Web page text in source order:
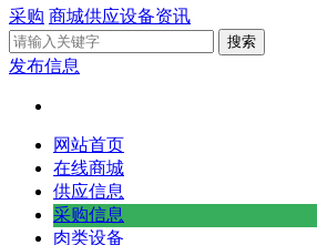
采购 商城供应设备资讯
搜索
发布信息
网站首页
在线商城
供应信息
采购信息
肉类设备